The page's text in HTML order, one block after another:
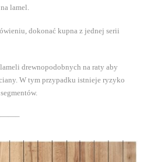
lamel.
dokonać kupna z jednej serii
drewnopodobnych na raty aby
W tym przypadku istnieje ryzyko